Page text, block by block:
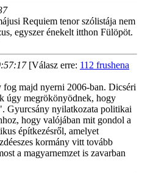
Requiem tenor szólistája nem
egyszer énekelt itthon Fülöpöt.
[Válasz erre: 112 frushena
majd nyerni 2006-ban. Dicséri
úgy megrökönyödnek, hogy
Gyurcsány nyilatkozata politikai
hogy valójában mit gondol a
építkezésről, amelyet
kormány vitt tovább
a magyarnemzet is zavarban